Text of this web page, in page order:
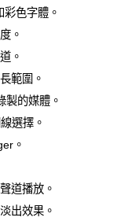
色字體。
。
。
範圍。
製的媒體。
選擇。
。
道播放。
出效果。